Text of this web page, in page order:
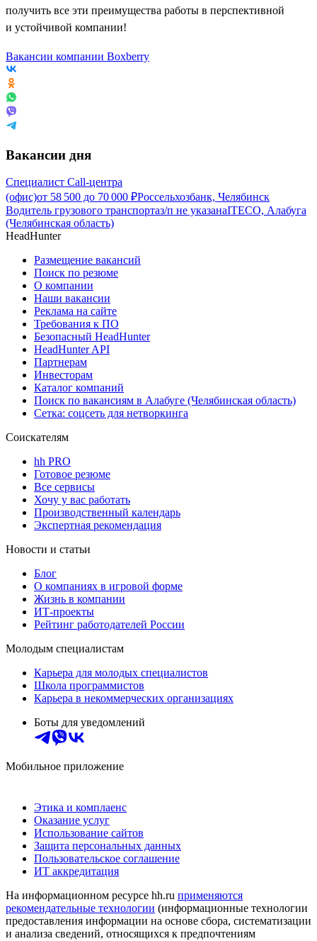
получить все эти преимущества работы в перспективной
и устойчивой компании!
Вакансии компании Boxberry
Вакансии дня
Специалист Call-центра
(офис)от 58 500 до 70 000 ₽Россельхозбанк, Челябинск
Водитель грузового транспортаз/п не указанаITECO, Алабуга
(Челябинская область)
HeadHunter
Размещение вакансий
Поиск по резюме
О компании
Наши вакансии
Реклама на сайте
Требования к ПО
Безопасный HeadHunter
HeadHunter API
Партнерам
Инвесторам
Каталог компаний
Поиск по вакансиям в Алабуге (Челябинская область)
Сетка: соцсеть для нетворкинга
Соискателям
hh PRO
Готовое резюме
Все сервисы
Хочу у вас работать
Производственный календарь
Экспертная рекомендация
Новости и статьи
Блог
О компаниях в игровой форме
Жизнь в компании
ИТ-проекты
Рейтинг работодателей России
Молодым специалистам
Карьера для молодых специалистов
Школа программистов
Карьера в некоммерческих организациях
Боты для уведомлений
Мобильное приложение
Этика и комплаенс
Оказание услуг
Использование сайтов
Защита персональных данных
Пользовательское соглашение
ИТ аккредитация
На информационном ресурсе hh.ru применяются
рекомендательные технологии (информационные технологии
предоставления информации на основе сбора, систематизации
и анализа сведений, относящихся к предпочтениям